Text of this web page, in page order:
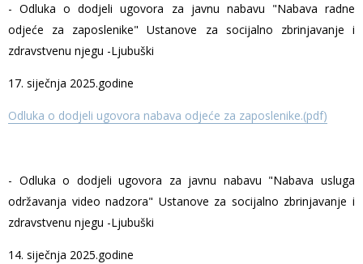
- Odluka o dodjeli ugovora za javnu nabavu "Nabava radne
odjeće za zaposlenike" Ustanove za socijalno zbrinjavanje i
zdravstvenu njegu -Ljubuški
17. siječnja 2025.godine
Odluka o dodjeli ugovora nabava odjeće za zaposlenike.(pdf)
- Odluka o dodjeli ugovora za javnu nabavu "Nabava usluga
održavanja video nadzora" Ustanove za socijalno zbrinjavanje i
zdravstvenu njegu -Ljubuški
14. siječnja 2025.godine